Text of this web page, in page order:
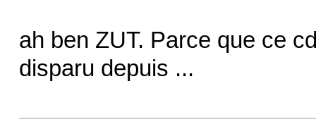
ah ben ZUT. Parce que ce
disparu depuis ...